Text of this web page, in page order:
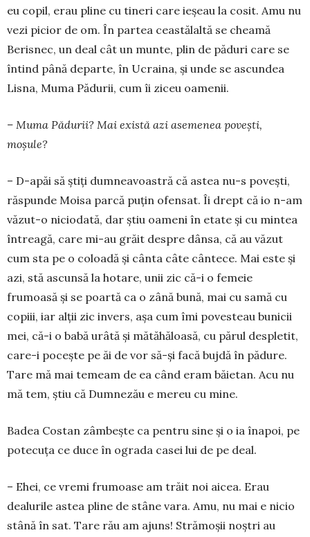
eu copil, erau pline cu tineri care ieșeau la cosit. Amu nu
vezi pi­cior de om. În partea ceastălaltă se cheamă
Beris­nec, un deal cât un munte, plin de păduri care se
în­tind până departe, în Ucraina, și unde se ascun­dea
Lis­na, Muma Pădurii, cum îi ziceu oamenii.
– Muma Pădurii? Mai există azi asemenea po­vești,
moșule?
– D-apăi să știți dumneavoastră că astea nu-s povești,
răspunde Moisa parcă puțin ofensat. Îi drept că io n-am
văzut-o nicioda­tă, dar știu oameni în etate și cu mintea
întreagă, care mi-au grăit despre dânsa, că au văzut
cum sta pe o coloadă și cânta câte cântece. Mai este și
azi, stă ascunsă la hotare, unii zic că-i o femeie
frumoasă și se poartă ca o zână bună, mai cu samă cu
copiii, iar alții zic invers, așa cum îmi po­vesteau bunicii
mei, că-i o babă urâtă și mătăhăloasă, cu părul despletit,
care-i po­cește pe ăi de vor să-și facă bujdă în pădure.
Tare mă mai temeam de ea când eram bă­ietan. Acu nu
mă tem, știu că Dumnezău e mereu cu mine.
Badea Costan zâmbește ca pentru sine și o ia înapoi, pe
potecuța ce duce în ograda casei lui de pe deal.
– Ehei, ce vremi frumoase am trăit noi aicea. Erau
dealurile astea pline de stâne vara. Amu, nu mai e nicio
stână în sat. Tare rău am ajuns! Stră­moșii noștri au